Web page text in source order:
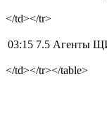
</td></tr>
03:15 7.5 Агенты
</td></tr></table>